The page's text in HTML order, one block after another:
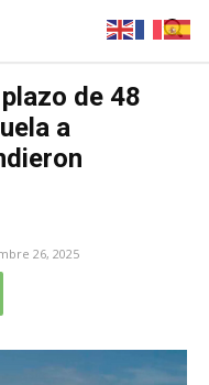
de 48
a
26, 2025